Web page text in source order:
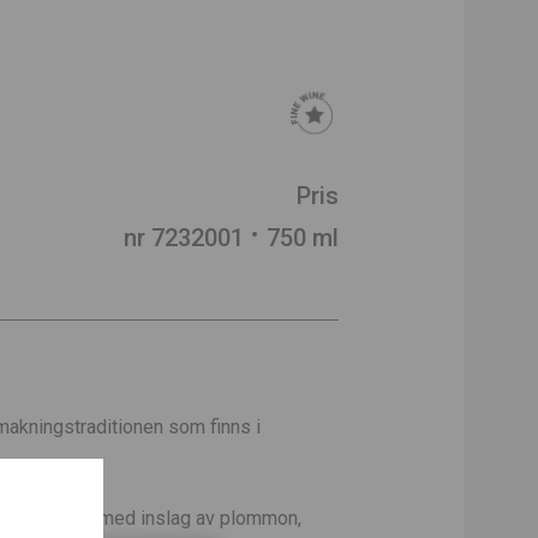
Pris
nr 7232001
750 ml
som finns i
är fruktigt med inslag av plommon,